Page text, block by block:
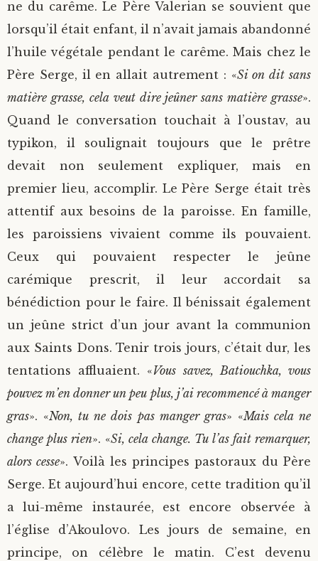
ne du carême. Le Père Valerian se souvient que
lorsqu’il était enfant, il n’avait jamais abandonné
l’huile végétale pendant le carême. Mais chez le
Père Serge, il en allait autrement : «Si on dit sans
matière grasse, cela veut dire jeûner sans matière grasse».
Quand le conversation touchait à l’oustav, au
typikon, il soulignait toujours que le prêtre
devait non seulement expliquer, mais en
premier lieu, accomplir. Le Père Serge était très
attentif aux besoins de la paroisse. En famille,
les paroissiens vivaient comme ils pouvaient.
Ceux qui pouvaient respecter le jeûne
carémique prescrit, il leur accordait sa
bénédiction pour le faire. Il bénissait également
un jeûne strict d’un jour avant la communion
aux Saints Dons. Tenir trois jours, c’était dur, les
tentations affluaient. «Vous savez, Batiouchka, vous
pouvez m’en donner un peu plus, j’ai recommencé à manger
gras». «Non, tu ne dois pas manger gras» «Mais cela ne
change plus rien». «Si, cela change. Tu l’as fait remarquer,
alors cesse». Voilà les principes pastoraux du Père
Serge. Et aujourd’hui encore, cette tradition qu’il
a lui-même instaurée, est encore observée à
l’église d’Akoulovo. Les jours de semaine, en
principe, on célèbre le matin. C’est devenu